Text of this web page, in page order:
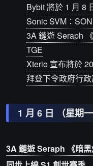
Bybit 將於 1 月 8
Sonic SVM：
3A 鏈遊 Seraph
TGE
Xterio 宣布將於
拜登下令政府行
1 月 6 日 （星期一
3A 鏈遊 Seraph 《暗黑